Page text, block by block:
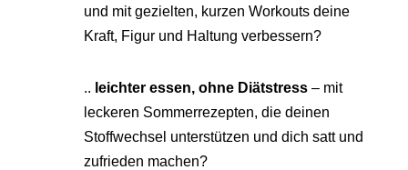
und mit gezielten, kurzen Workouts deine
Kraft, Figur und Haltung verbessern?
.. eichter essen, ohne Diätstress– mit
leckeren Sommerrezepten, die deinen
Stoffwechsel unterstützen und dich satt und
zufrieden machen?